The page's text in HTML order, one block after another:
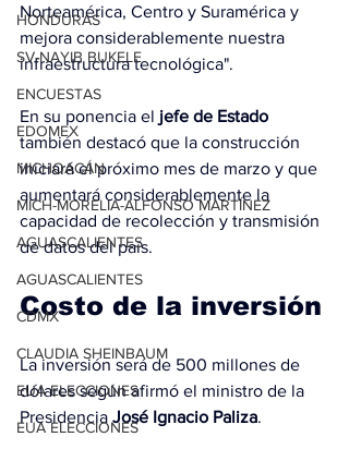
HONDURAS
SV-NAYIB BUKELE
ENCUESTAS
EDOMEX
MICHOACÁN
MICH-MORELIA-ALFONSO MARTÍNEZ
AGUASCALIENTES
AGUASCALIENTES
CDMX
CLAUDIA SHEINBAUM
EUA ELECCIONES
EUA ELECCIONES
Norteamérica, Centro y Suramérica y
mejora considerablemente nuestra
infraestructura tecnológica".
En su ponencia el jefe de Estado
también destacó que la construcción
iniciará el próximo mes de marzo y que
aumentará considerablemente la
capacidad de recolección y transmisión
de datos del país.
Costo de la inversión
La inversión será de 500 millones de
dólares según afirmó el ministro de la
Presidencia José Ignacio Paliza.